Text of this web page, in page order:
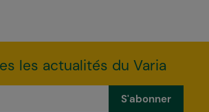
les actualités du Varia